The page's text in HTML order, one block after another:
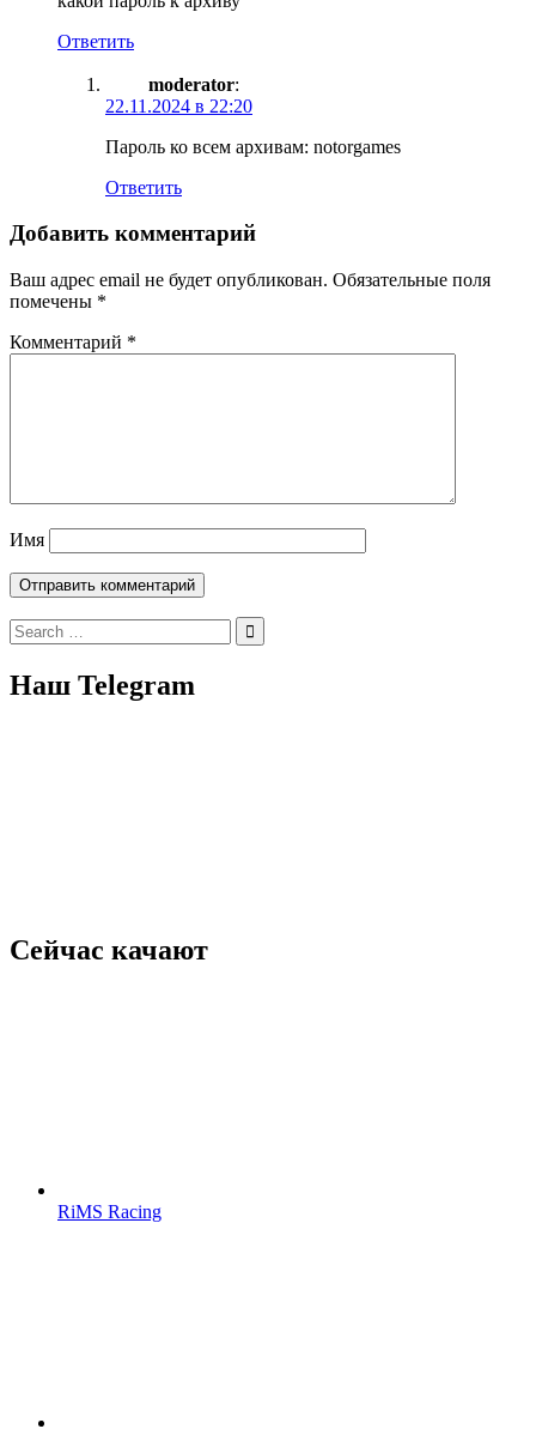
Ответить
moderator:
22.11.2024 в 22:20
Пароль ко всем архивам: notorgames
Ответить
Добавить комментарий
Ваш адрес email не будет опубликован. Обязательные поля
помечены *
Комментарий *
Имя
Search
for:
Наш Telegram
Сейчас качают
RiMS Racing